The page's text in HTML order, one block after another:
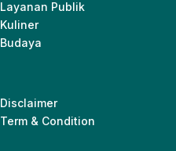
Layanan Publik
Kuliner
Budaya
Disclaimer
Term & Condition